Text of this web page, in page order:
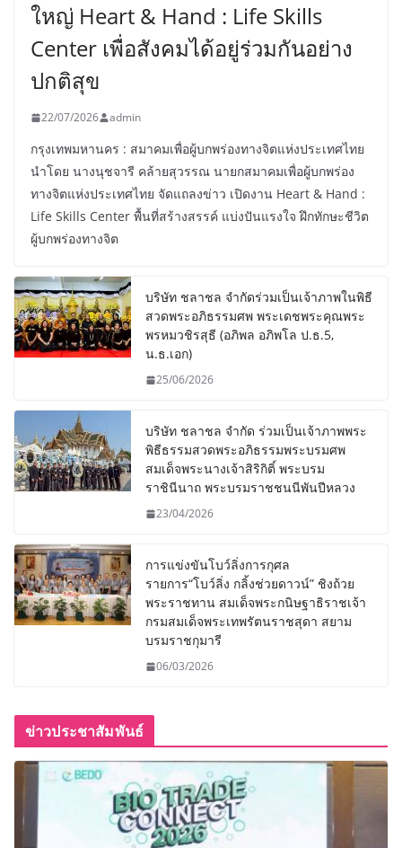
ใหญ่ Heart & Hand : Life Skills
Center เพื่อสังคมได้อยู่ร่วมกันอย่าง
ปกติสุข
22/07/2026 admin
กรุงเทพมหานคร : สมาคมเพื่อผู้บกพร่องทางจิตแห่งประเทศไทย
นำโดย นางนุชจารี คล้ายสุวรรณ นายกสมาคมเพื่อผู้บกพร่อง
ทางจิตแห่งประเทศไทย จัดแถลงข่าว เปิดงาน Heart & Hand :
Life Skills Center พื้นที่สร้างสรรค์ แบ่งปันแรงใจ ฝึกทักษะชีวิต
ผู้บกพร่องทางจิต
บริษัท ชลาชล จำกัดร่วมเป็นเจ้าภาพในพิธี
สวดพระอภิธรรมศพ พระเดชพระคุณพระ
พรหมวชิรสุธี (อภิพล อภิพโล ป.ธ.5,
น.ธ.เอก)
25/06/2026
บริษัท ชลาชล จำกัด ร่วมเป็นเจ้าภาพพระ
พิธีธรรมสวดพระอภิธรรมพระบรมศพ
สมเด็จพระนางเจ้าสิริกิติ์ พระบรม
ราชินีนาถ พระบรมราชชนนีพันปีหลวง
23/04/2026
การแข่งขันโบว์ลิ่งการกุศล
รายการ“โบว์ลิ่ง กลิ้งช่วยดาวน์” ชิงถ้วย
พระราชทาน สมเด็จพระกนิษฐาธิราชเจ้า
กรมสมเด็จพระเทพรัตนราชสุดา สยาม
บรมราชกุมารี
06/03/2026
ข่าวประชาสัมพันธ์